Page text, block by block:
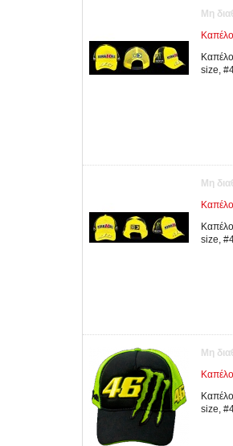
Μη
size,
Μη
size,
Μη
size,